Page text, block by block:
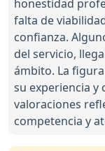
honestidad
falta de
confianza.
del servicio,
ámbito. La
su experiencia y
valoraciones
competencia y